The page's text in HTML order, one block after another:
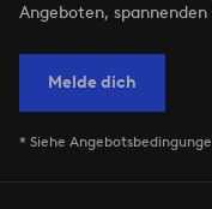
Angeboten,
Melde dich
* Siehe